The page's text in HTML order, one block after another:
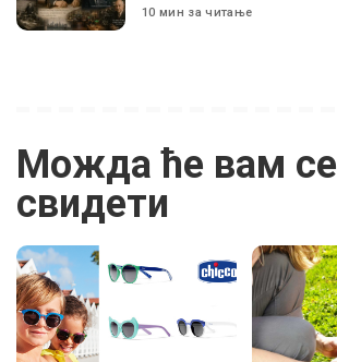
10 мин за читање
Можда ће вам се
свидети